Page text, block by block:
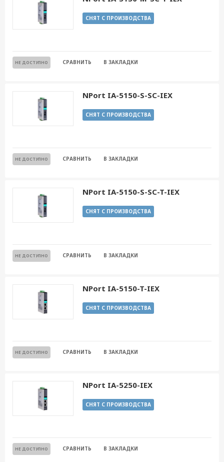
СНЯТ С ПРОИЗВОДСТВА
НЕ ДОСТУПНО СРАВНИТЬ В ЗАКЛАДКИ
NPort IA-5150-S-SC-IEX
СНЯТ С ПРОИЗВОДСТВА
НЕ ДОСТУПНО СРАВНИТЬ В ЗАКЛАДКИ
NPort IA-5150-S-SC-T-IEX
СНЯТ С ПРОИЗВОДСТВА
НЕ ДОСТУПНО СРАВНИТЬ В ЗАКЛАДКИ
NPort IA-5150-T-IEX
СНЯТ С ПРОИЗВОДСТВА
НЕ ДОСТУПНО СРАВНИТЬ В ЗАКЛАДКИ
NPort IA-5250-IEX
СНЯТ С ПРОИЗВОДСТВА
НЕ ДОСТУПНО СРАВНИТЬ В ЗАКЛАДКИ